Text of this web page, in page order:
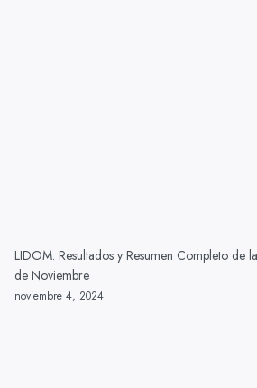
LIDOM: Resultados y Resumen Completo de
de Noviembre
noviembre 4, 2024